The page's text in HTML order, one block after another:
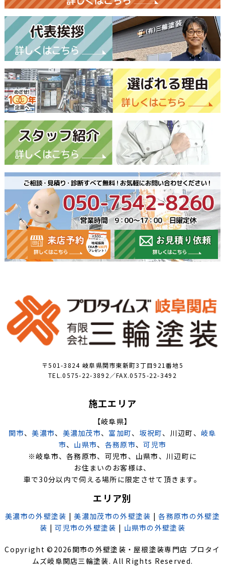
〒501-3824 岐阜県関市東新町3丁目921番地5
TEL.0575-22-3892／FAX.0575-22-3492
施工エリア
【岐阜県】
関市、美濃市、 美濃加茂市、 富加町、 坂祝町、川辺町、 岐阜
市、 山県市、 各務原市、可児市
※岐阜市、各務原市、可児市、山県市、川辺町に
お住まいのお客様は、
車で30分以内で伺える場所に限定させて頂きます。
エリア別
美濃市の外壁塗装 |美濃加茂市の外壁塗装 |各務原市の外壁塗
装 |可児市の外壁塗装 | 山県市の外壁塗装
Copyright © 2026 関市の外壁塗装・屋根塗装専門店 プロタイ
ムズ岐阜関店三輪塗装. All Rights Reserved.